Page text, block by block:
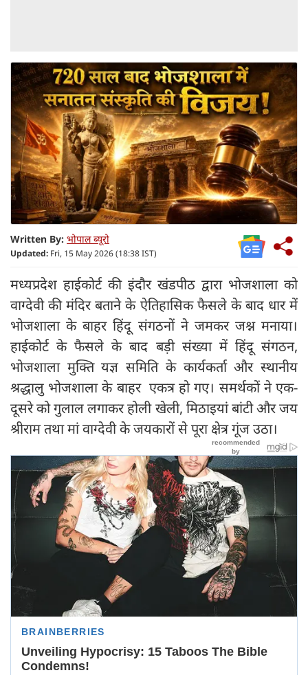
Written By: भोपाल ब्यूरो
Updated: Fri, 15 May 2026 (18:38 IST)
मध्यप्रदेश हाईकोर्ट की इंदौर खंडपीठ द्वारा भोजशाला को
वाग्देवी की मंदिर बताने के ऐतिहासिक फैसले के बाद धार में
भोजशाला के बाहर हिंदू संगठनों ने जमकर जश्न मनाया।
हाईकोर्ट के फैसले के बाद बड़ी संख्या में हिंदू संगठन,
भोजशाला मुक्ति यज्ञ समिति के कार्यकर्ता और स्थानीय
श्रद्धालु भोजशाला के बाहर एकत्र हो गए। समर्थकों ने एक-
दूसरे को गुलाल लगाकर होली खेली, मिठाइयां बांटी और जय
श्रीराम तथा मां वाग्देवी के जयकारों से पूरा क्षेत्र गूंज उठा।